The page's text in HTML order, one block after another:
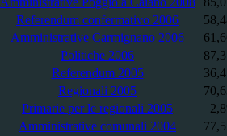
Referendum confermativo 2006
Amministrative Carmignano 2006
Politiche 2006
Referendum 2005
Regionali 2005
Primarie per le regionali 2005
Amministrative comunali 2004